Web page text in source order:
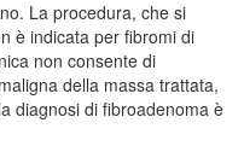
La procedura, che si
è indicata per fibromi di
non consente di
della massa trattata,
diagnosi di fibroadenoma è